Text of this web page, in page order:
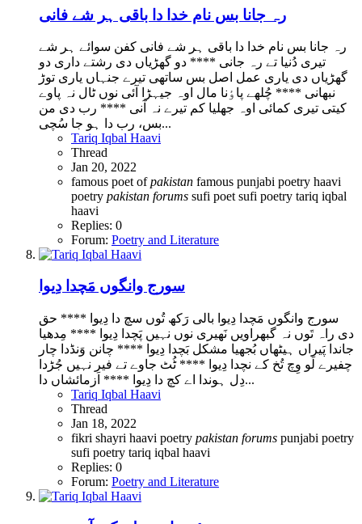
رہ جانا بس نام خدا دا باقی ہر شے فانی
رہ جانا بس نام خدا دا باقی ہر شے فانی کفن سوائے ہر شے
تیری دُنیا تے رہ جانی **** دو گھڑیاں دی رشتے داری دو
گھڑیاں دی یاری عمل اصل بس ساتھی تیرے جنہاں یاری توڑ
نبھانی **** چُلھے پاٶنا مال اوہ جیہڑا آئی نوں ٹال نہ پاوے
کیتی تیری کمائی اوہ جھلیا کم تیرے نہ آنی **** رب دی من
بس، رب دا ہو جا سُچی...
Tariq Iqbal Haavi
Thread
Jan 20, 2022
famous poet ofpakistan famous punjabi poetry haavi
poetry pakistan forums sufi poet sufi poetry tariq iqbal
haavi
Replies: 0
Forum: Poetry and Literature
سورج وانگوں مَچدا دِیوا
سورج وانگوں مَچدا دِیوا بالی رَکھ تُوں سچ دا دِیوا **** حق
دی راہ تَوں نہ گبھراویں نَھیری نوں نہیں پَچدا دِیوا **** مِدھیا
جاندا پَیراں ہیٹھاں بُجھیا مشکل بَچدا دِیوا **** چانن وَنڈدا چار
چفیرے لَو وِچ تُخ کے نچدا دِیوا **** ٹُٹ جاوے تے فیر نہیں جُڑدا
دِل ہوندا اے کچ دا دِیوا **** اَزمائشاں دا...
Tariq Iqbal Haavi
Thread
Jan 18, 2022
fikri shayri haavi poetry pakistan forums punjabi poetry
sufi poetry tariq iqbal haavi
Replies: 0
Forum: Poetry and Literature